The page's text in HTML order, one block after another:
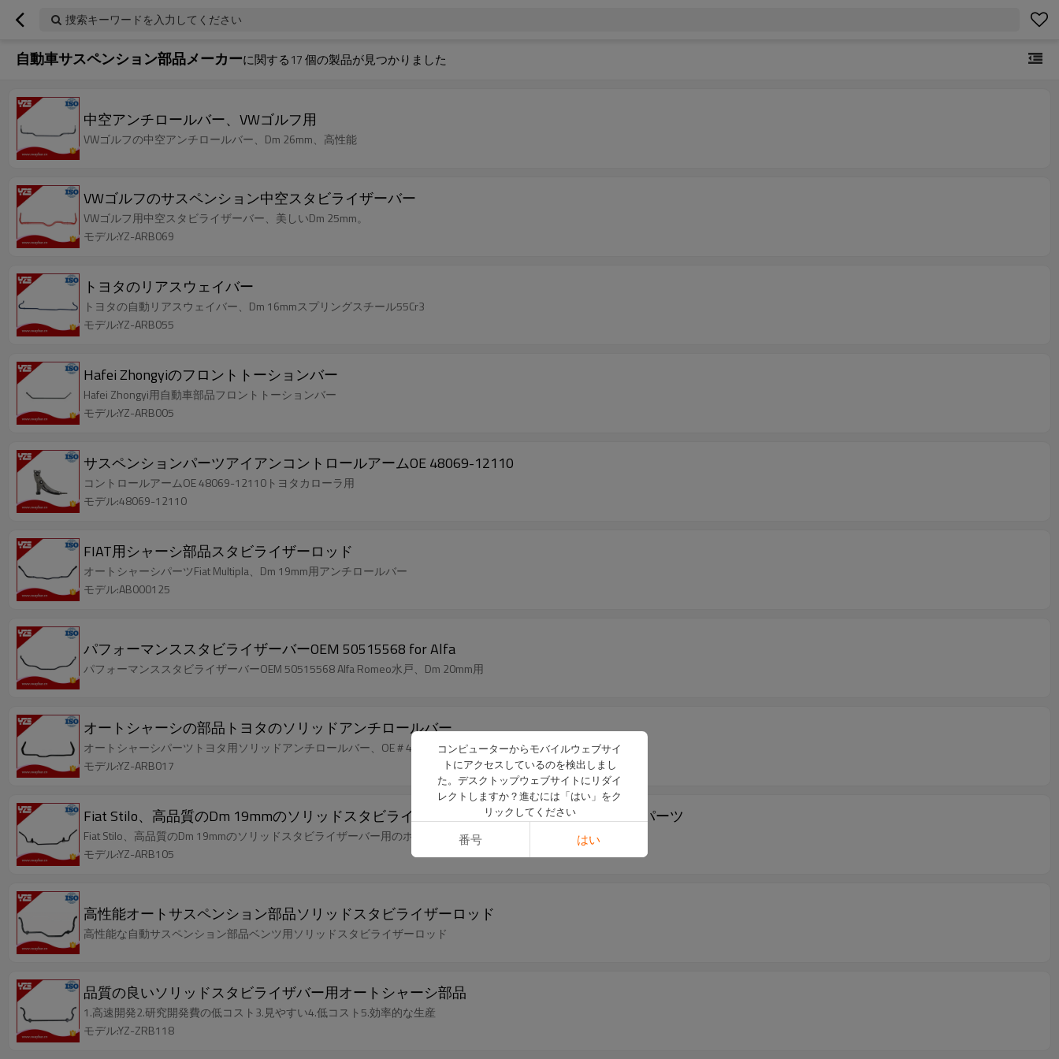
捜索キーワードを入力してください
自動車サスペンション部品メーカーに関する17個の製品が見つかりました
中空アンチロールバー、VWゴルフ用
VWゴルフの中空アンチロールバー、Dm 26mm、高性能
VWゴルフのサスペンション中空スタビライザーバー
VWゴルフ用中空スタビライザーバー、美しいDm 25mm。
モデル:YZ-ARB069
トヨタのリアスウェイバー
トヨタの自動リアスウェイバー、Dm 16mmスプリングスチール55Cr3
モデル:YZ-ARB055
Hafei Zhongyiのフロントトーションバー
Hafei Zhongyi用自動車部品フロントトーションバー
モデル:YZ-ARB005
サスペンションパーツアイアンコントロールアームOE 48069-12110
コントロールアームOE 48069-12110トヨタカローラ用
モデル:48069-12110
FIAT用シャーシ部品スタビライザーロッド
オートシャーシパーツFiat Multipla、Dm 19mm用アンチロールバー
モデル:AB000125
パフォーマンススタビライザーバーOEM 50515568 for Alfa
パフォーマンススタビライザーバーOEM 50515568 Alfa Romeo水戸、Dm 20mm用
オートシャーシの部品トヨタのソリッドアンチロールバー
オートシャーシパーツトヨタ用ソリッドアンチロールバー、OE＃48805-81600、Dm 37mm
モデル:YZ-ARB017
Fiat Stilo、高品質のDm 19mmのソリッドスタビライザーバー用のホットセールシャーシパーツ
Fiat Stilo、高品質のDm 19mmのソリッドスタビライザーバー用のホットセールシャーシパーツ
モデル:YZ-ARB105
高性能オートサスペンション部品ソリッドスタビライザーロッド
高性能な自動サスペンション部品ベンツ用ソリッドスタビライザーロッド
品質の良いソリッドスタビライザバー用オートシャーシ部品
1.高速開発2.研究開発費の低コスト3.見やすい4.低コスト5.効率的な生産
モデル:YZ-ZRB118
コンピューターからモバイルウェブサイ
トにアクセスしているのを検出しまし
た。デスクトップウェブサイトにリダイ
レクトしますか？進むには「はい」をク
リックしてください
番号 はい